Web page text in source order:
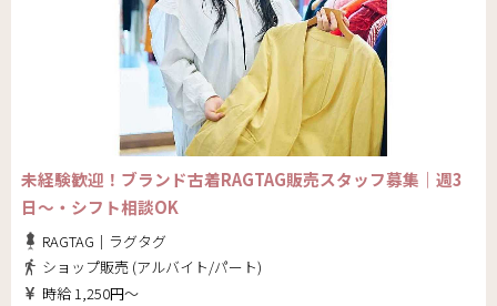
未経験歓迎！ブランド古着RAGTAG販売スタッフ募集｜週3
日～・シフト相談OK
RAGTAG｜ラグタグ
ショップ販売 (アルバイト/パート)
時給 1,250円～